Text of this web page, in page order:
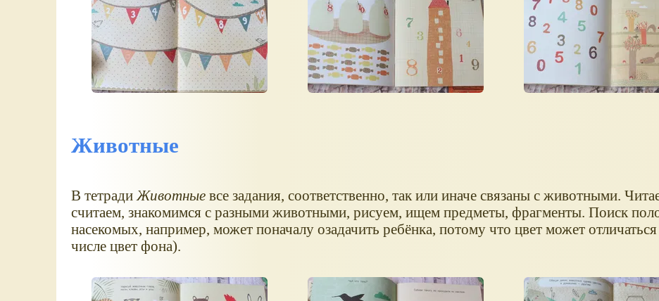
Животные
В тетради Животныевсе задания, соответственно, так или иначе связаны с животными.
считаем, знакомимся с разными животными, рисуем, ищем предметы, фрагменты. Поиск
насекомых, например, может поначалу озадачить ребёнка, потому что цвет может
числе цвет фона).